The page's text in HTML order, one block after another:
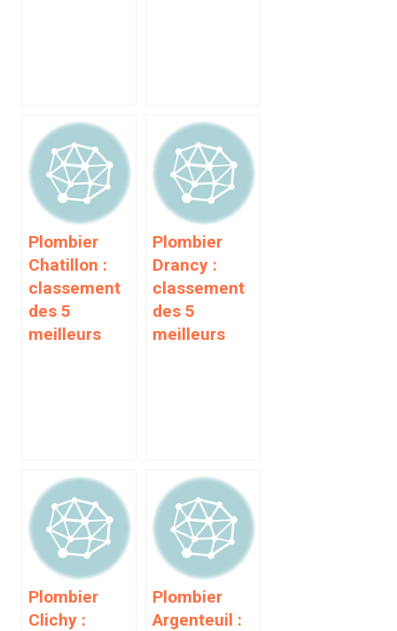
Plombier
Chatillon :
classement
des 5
meilleurs
Plombier
Drancy :
classement
des 5
meilleurs
Plombier
Clichy :
Plombier
Argenteuil :